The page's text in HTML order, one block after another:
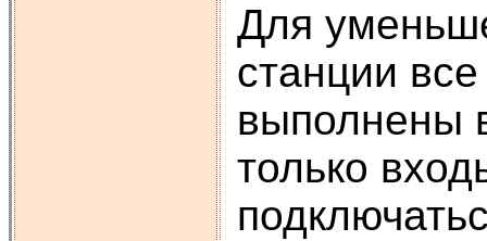
Для
станции
выполнены
только